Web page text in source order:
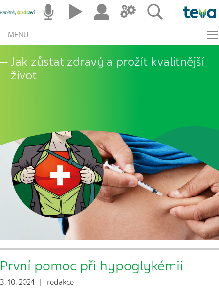
MENU
Jak zůstat zdravý a prožít kvalitnější
život
První pomoc při hypoglykémii
3. 10. 2024 | redakce